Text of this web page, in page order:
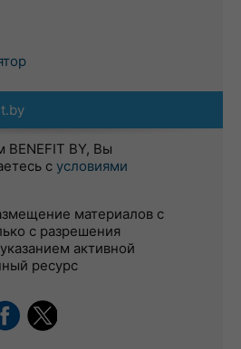
BENEFIT BY, Вы
с условиями
материалов с
с разрешения
активной
ресурс